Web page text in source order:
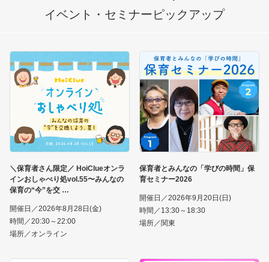
イベント・セミナーピックアップ
＼保育者さん限定／ HoiClueオンラ
インおしゃべり処vol.55〜みんなの
保育の“今”を交
開催日／2026年8月28日(金)
時間／20:30～22:00
場所／オンライン
保育者とみんなの「学びの時間」保
育セミナー2026
開催日／2026年9月20日(日)
時間／13:30～18:30
場所／関東